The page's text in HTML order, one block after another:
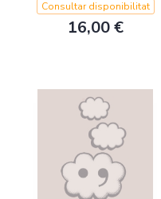
Consultar disponibilitat
16,00 €